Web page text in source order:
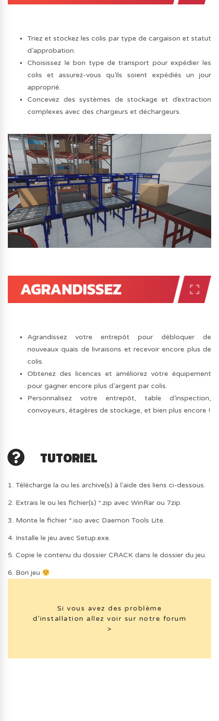
Triez et stockez les colis par type de cargaison et statut
d’approbation.
Choisissez le bon type de transport pour expédier les
colis et assurez-vous qu’ils soient expédiés un jour
approprié.
Concevez des systèmes de stockage et d’extraction
complexes avec des chargeurs et déchargeurs.
Agrandissez votre entrepôt pour débloquer de
nouveaux quais de livraisons et recevoir encore plus de
colis.
Obtenez des licences et améliorez votre équipement
pour gagner encore plus d’argent par colis.
Personnalisez votre entrepôt, table d’inspection,
convoyeurs, étagères de stockage, et bien plus encore !
TUTORIEL
1. Télécharge la ou les archive(s) à l'aide des liens ci-dessous.
2. Extrais le ou les fichier(s) *.zip avec WinRar ou 7zip.
3. Monte le fichier *.iso avec Daemon Tools Lite.
4. Installe le jeu avec Setup.exe.
5. Copie le contenu du dossier CRACK dans le dossier du jeu.
6. Bon jeu
Si vous avez des problème
d’installation allez voir sur notre forum
>